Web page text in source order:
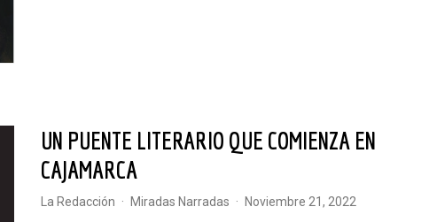
UN PUENTE LITERARIO QUE COMIENZA EN
CAJAMARCA
La Redacción · Miradas Narradas · noviembre 21, 2022